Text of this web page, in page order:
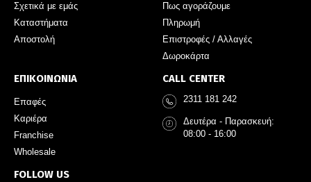
Σχετικά με εμάς
Καταστήματα
Αποστολή
Πως αγοράζουμε
Πληρωμή
Επιστροφές / Αλλαγές
Δωροκάρτα
ΕΠΙΚΟΙΝΩΝΙΑ
Επαφές
Καριέρα
Franchise
Wholesale
FOLLOW US
CALL CENTER
2311 181 242
Δευτέρα - Παρασκευή:
08:00 - 16:00